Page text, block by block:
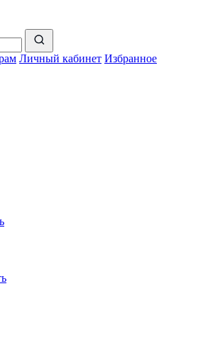
Личный кабинет Избранное